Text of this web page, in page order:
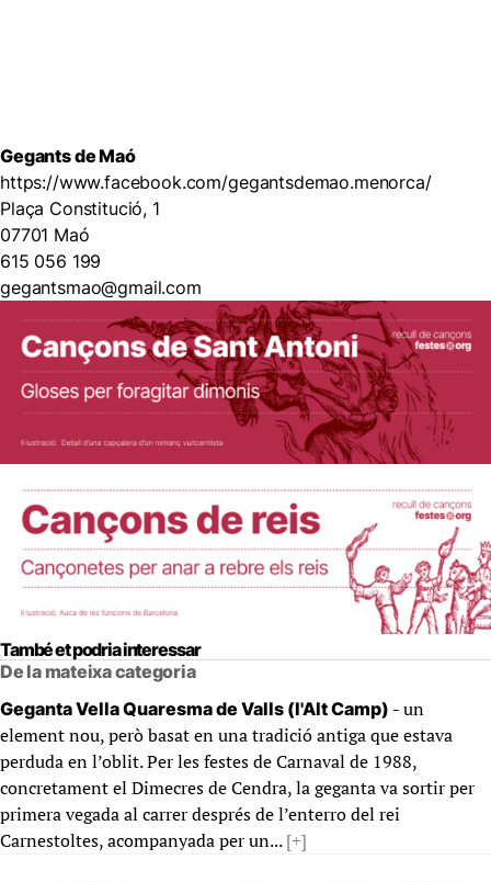
Gegants de Maó
https://www.facebook.com/gegantsdemao.menorca/
Plaça Constitució, 1
07701 Maó
615 056 199
gegantsmao@gmail.com
També et podria interessar
De la mateixa categoria
Geganta Vella Quaresma de Valls (l'Alt Camp) - un
element nou, però basat en una tradició antiga que estava
perduda en l’oblit. Per les festes de Carnaval de 1988,
concretament el Dimecres de Cendra, la geganta va sortir per
primera vegada al carrer després de l’enterro del rei
Carnestoltes, acompanyada per un...[+]